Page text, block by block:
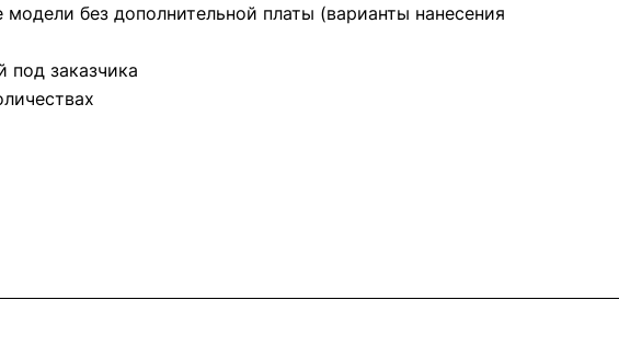
без дополнительной платы (варианты нанесения
под заказчика